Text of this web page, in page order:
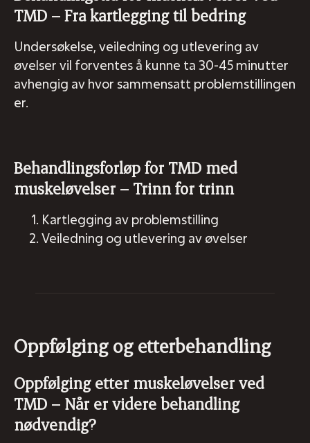
TMD – Fra kartlegging til bedring
Undersøkelse, veiledning og utlevering av
øvelser vil forventes å kunne ta 30-45 minutter
avhengig av hvor sammensatt problemstillingen
er.
Behandlingsforløp for TMD med
muskeløvelser – Trinn for trinn
Kartlegging av problemstilling
Veiledning og utlevering av øvelser
Oppfølging og etterbehandling
Oppfølging etter muskeløvelser ved
TMD – Når er videre behandling
nødvendig?